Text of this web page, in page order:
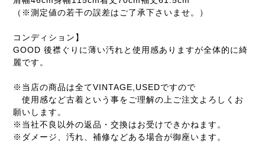
（※測定値の若干の誤差はご了承下さいませ。）
コンディション】
GOOD 後襟ぐりに薄い汚れと使用感ありますが全体的に綺
麗です。
※当店の商品は全てVINTAGE,USEDですので
使用感など古着という事をご理解の上ご注文よろしくお
願いします。
※当社不良以外の返品・交換はお受けできかねます。
※ダメージ、汚れ、補修などある場合が御座います。